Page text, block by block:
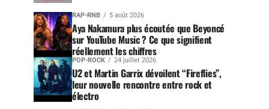
RAP-RNB 5 août 2026
Aya Nakamura plus écoutée que Beyoncé
sur YouTube Music ? Ce que signifient
réellement les chiffres
POP-ROCK 24 juillet 2026
U2 et Martin Garrix dévoilent “Fireflies”,
leur nouvelle rencontre entre rock et
électro